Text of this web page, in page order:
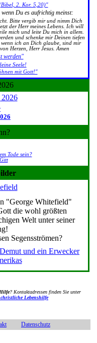
2. Kor. 5,20)"
wenn Du es aufrichtig meinst:
Bitte vergib mir und nimm Dich
der Herr meines Lebens. Ich will
mich und leite Du mich in allem.
und schenke mir Deinen tiefen
ich an Dich glaube, sind mir
Herzen, Herr Jesus. Amen
werden"
Seele!
mit Gott!"
Tode sein?
"George Whitefield"
die wohl größten
Welt unter seiner
Segensströmen?
und ein Erwecker
? Kontaktadressen finden Sie unter
christliche Lebenshilfe
Datenschutz